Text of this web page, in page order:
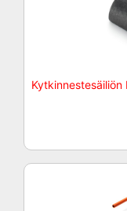
Kytkinnestesäiliön